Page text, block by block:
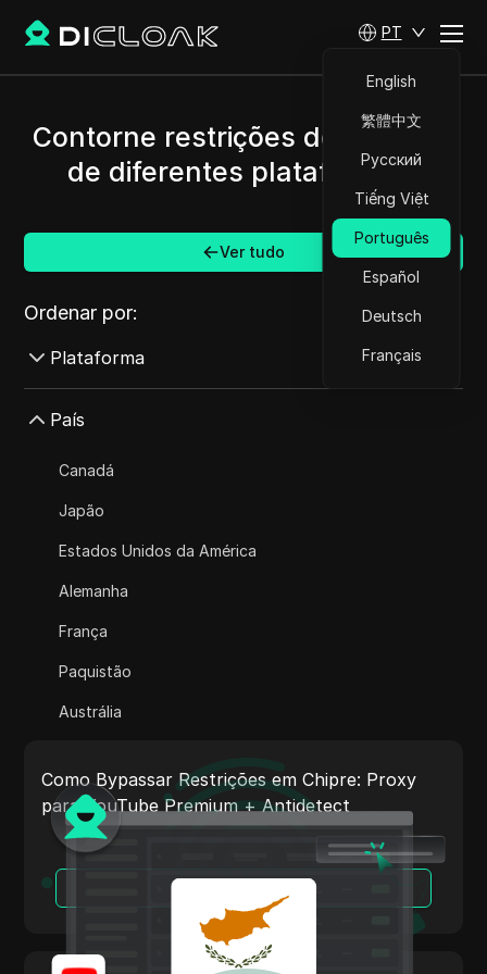
PT
English
繁體中文
Русский
Tiếng Việt
Português
Español
Deutsch
Français
Contorne restrições de Chipre e
de diferentes plataformas.
Ver tudo
Ordenar por:
Plataforma
AdMob
Apple Pay
ASOS
BestBuy
País
Canadá
Japão
Estados Unidos da América
Alemanha
França
Paquistão
Austrália
Itália
Países Baixos
Vietnã
Portugal
Argentina
Como Bypassar Restrições em Chipre: Proxy
para YouTube Premium + Antidetect